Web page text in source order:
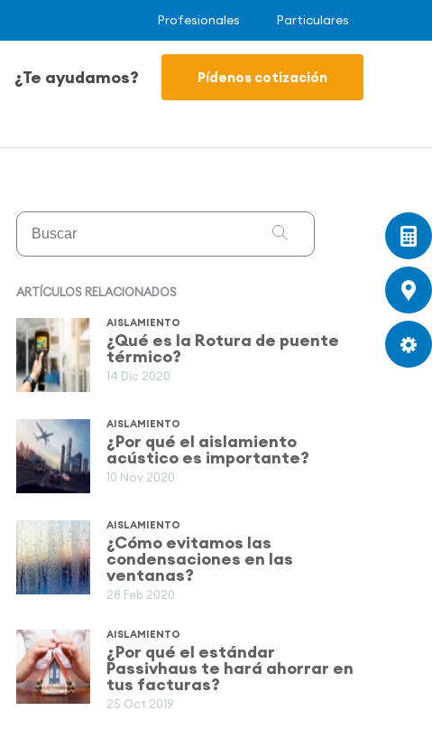
Profesionales Particulares
¿Te ayudamos? Pídenos cotización
ARTÍCULOS RELACIONADOS
AISLAMIENTO
¿Qué es la Rotura de puente
térmico?
14 Dic 2020
AISLAMIENTO
¿Por qué el aislamiento
acústico es importante?
10 Nov 2020
AISLAMIENTO
¿Cómo evitamos las
condensaciones en las
ventanas?
28 Feb 2020
AISLAMIENTO
¿Por qué el estándar
Passivhaus te hará ahorrar en
tus facturas?
25 Oct 2019